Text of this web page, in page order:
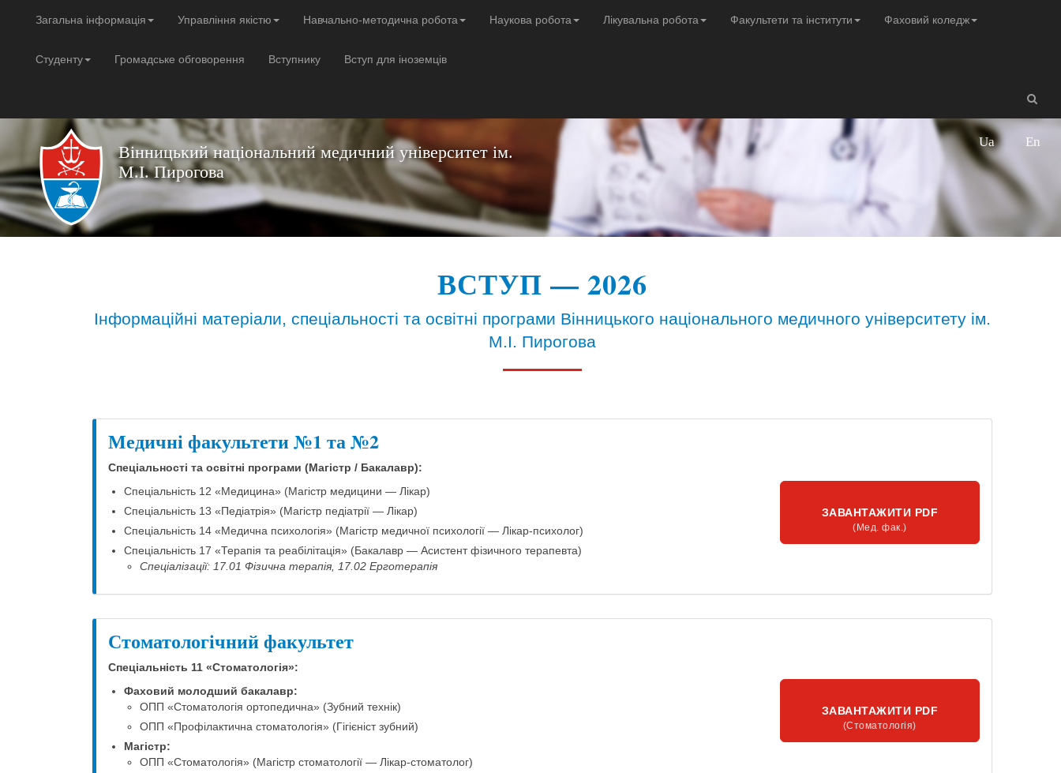
Загальна інформація Управління якістю Навчально-методична робота Наукова робота Лікувальна робота Факультети та інститути Фаховий коледж
Студенту Громадське обговорення Вступнику Вступ для іноземців
Вінницький національний медичний університет ім.
М.І. Пирогова
Ua En
ВСТУП — 2026
Інформаційні матеріали, спеціальності та освітні програми Вінницького національного медичного університету ім.
М.І. Пирогова
Медичні факультети №1 та №2
Спеціальності та освітні програми (Магістр / Бакалавр):
Спеціальність 12 «Медицина» (Магістр медицини — Лікар)
Спеціальність 13 «Педіатрія» (Магістр педіатрії — Лікар)
Спеціальність 14 «Медична психологія» (Магістр медичної психології — Лікар-психолог)
Спеціальність 17 «Терапія та реабілітація» (Бакалавр — Асистент фізичного терапевта)
Спеціалізації: 17.01 Фізична терапія, 17.02 Ерготерапія
ЗАВАНТАЖИТИ PDF
(Мед. фак.)
Стоматологічний факультет
Спеціальність 11 «Стоматологія»:
Фаховий молодший бакалавр:
ОПП «Стоматологія ортопедична» (Зубний технік)
ОПП «Профілактична стоматологія» (Гігієніст зубний)
Магістр:
ОПП «Стоматологія» (Магістр стоматології — Лікар-стоматолог)
ЗАВАНТАЖИТИ PDF
(Стоматологія)